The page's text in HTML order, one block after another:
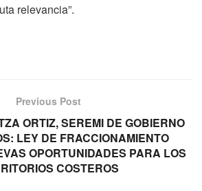
relevancia”.
Previous Post
ORTIZ, SEREMI DE GOBIERNO
LEY DE FRACCIONAMIENTO
OPORTUNIDADES PARA LOS
COSTEROS